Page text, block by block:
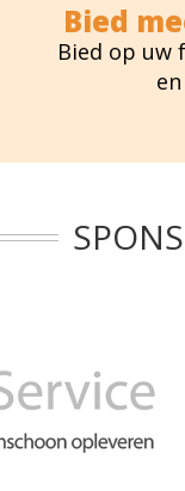
Bied
Bied op uw